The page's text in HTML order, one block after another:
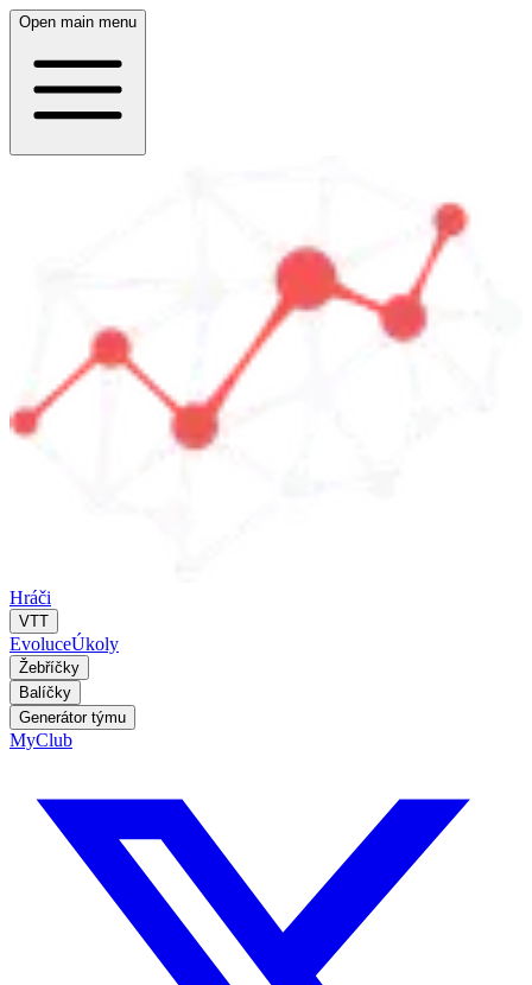
Open main menu
Hráči
VTT
EvoluceÚkoly
Žebříčky
Balíčky
Generátor týmu
MyClub